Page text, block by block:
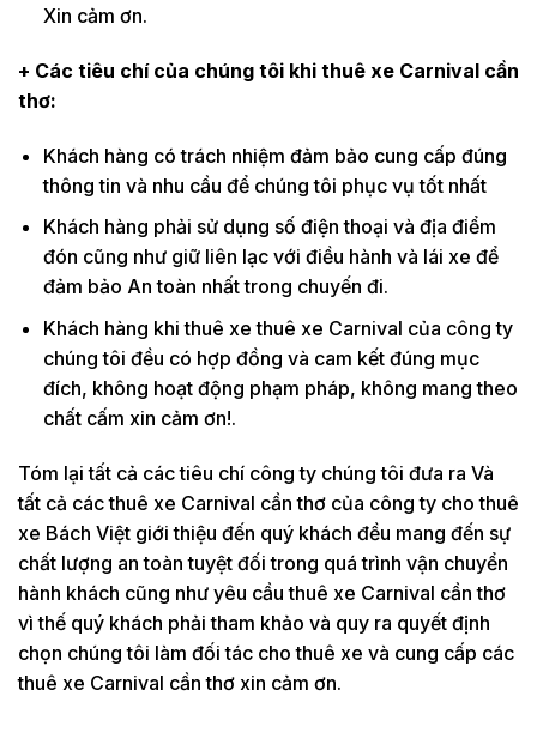
Xin cảm ơn.
+ Các tiêu chí của chúng tôi khi thuê xe Carnival cần
thơ:
Khách hàng có trách nhiệm đảm bảo cung cấp đúng
thông tin và nhu cầu để chúng tôi phục vụ tốt nhất
Khách hàng phải sử dụng số điện thoại và địa điểm
đón cũng như giữ liên lạc với điều hành và lái xe để
đảm bảo An toàn nhất trong chuyến đi.
Khách hàng khi thuê xe thuê xe Carnival của công ty
chúng tôi đều có hợp đồng và cam kết đúng mục
đích, không hoạt động phạm pháp, không mang theo
chất cấm xin cảm ơn!.
Tóm lại tất cả các tiêu chí công ty chúng tôi đưa ra Và
tất cả các thuê xe Carnival cần thơ của công ty cho thuê
xe Bách Việt giới thiệu đến quý khách đều mang đến sự
chất lượng an toàn tuyệt đối trong quá trình vận chuyển
hành khách cũng như yêu cầu thuê xe Carnival cần thơ
vì thế quý khách phải tham khảo và quy ra quyết định
chọn chúng tôi làm đối tác cho thuê xe và cung cấp các
thuê xe Carnival cần thơ xin cảm ơn.